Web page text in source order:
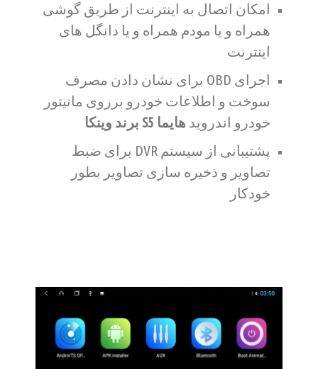
امکان اتصال به اینترنت از طریق گوشی
همراه و یا مودم همراه و یا دانگل های
اینترنت
اجرای OBD برای نشان دادن مصرف
سوخت و اطلاعات خودرو برروی مانیتور
خودرو اندروید هایما S5 برند وینکا
پشتیبانی از سیستم DVR برای ضبط
تصاویر و ذخیره سازی تصاویر بطور
خودکار